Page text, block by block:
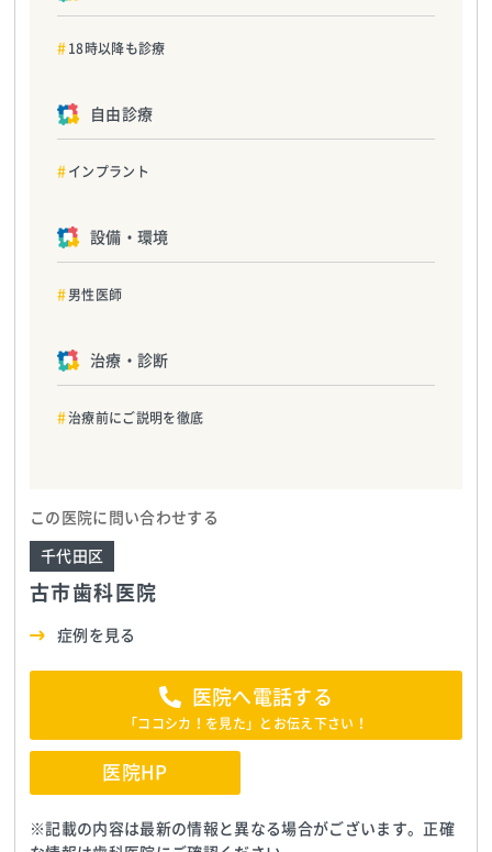
18時以降も診療
自由診療
インプラント
設備・環境
男性医師
治療・診断
治療前にご説明を徹底
この医院に問い合わせする
古市歯科医院
千代田区
症例を見る
医院へ電話する
「ココシカ！を見た」とお伝え下さい！
医院HP
※記載の内容は最新の情報と異なる場合がございます。正確